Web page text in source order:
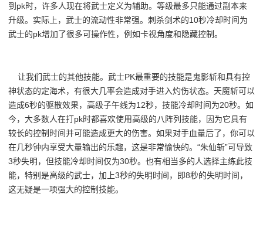
到pk时，许多人现在将武士定义为辅助。等级最多只能通过副本来
升级。实际上，武士的流动性非常强。刺杀剑术的10秒冷却时间为
武士的pk增加了很多可操作性，例如卡视角度和隐藏控制。
让我们武士的其他技能。武士PK最重要的技能是鬼影斩和具有控
神状态的定海术，有很大几率会造成对手进入灼伤状态。天魔斩可以
造成6秒的驱散效果，高级子午线为12秒，技能冷却时间为20秒。如
今，大多数人在打pk时都喜欢使用高级的八阵列技能，因为它具有
较长的控制时间并可能造成更大的伤害。如果对手血量后了，你可以
在几秒钟内享受大量输出的乐趣，这是非常愉快的。“朱仙斩”可导致
3秒失明，但技能冷却时间仅为30秒。也有相当多的人选择主练此技
能，特别是高级的武士，加上3秒的失明时间，即8秒的失明时间，
这无疑是一项强大的控制技能。